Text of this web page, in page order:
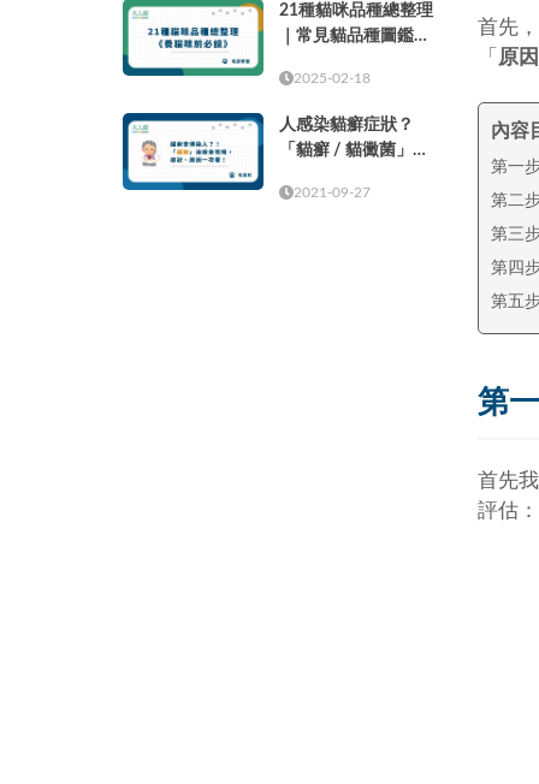
首先
「 原因
內容
第一
第二
第三
第四
第五
第
首先
評估：
21種貓咪品種總整理
｜常見貓品種圖鑑，
2025-02-18
人感染貓癬症狀？
「貓癬 / 貓黴菌」治
因一次看！
2021-09-27